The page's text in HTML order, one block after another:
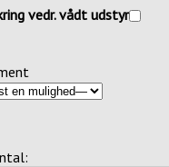
vedr. vådt udstyr